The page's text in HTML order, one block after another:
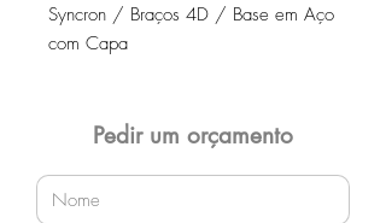
Syncron / Braços 4D / Base em Aço
com Capa
Pedir um orçamento